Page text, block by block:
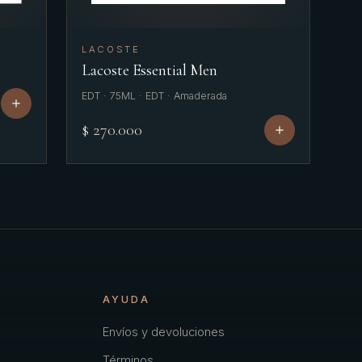
LACOSTE
Lacoste Essential Men
EDT · 75ML · EDT · Amaderada
$ 270.000
AYUDA
Envíos y devoluciones